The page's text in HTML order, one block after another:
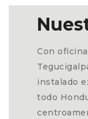
Con
instalado
todo